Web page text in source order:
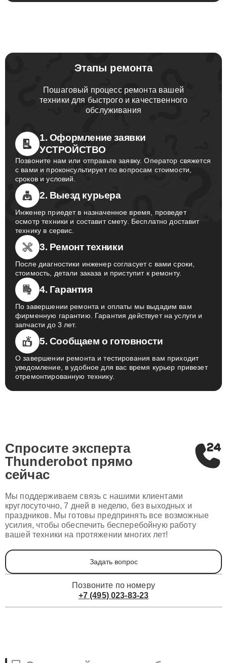
Пошаговый процесс ремонта вашей
техники для быстрого и качественного
1. Оформление заявки
УСТРОЙСТВО
Позвоните нам или отправьте заявку. Оператор свяжется
с вами и проконсультирует по вопросам стоимости,
сроков и условий.
Инженер приедет в назначенное время, проведет
осмотр техники и составит смету. Бесплатно доставит
технику в сервис.
После диагностики инженер согласует с вами сроки,
стоимость, детали заказа и приступит к ремонту.
По завершении ремонта и оплаты мы выдадим вам
фирменную гарантию. Гарантия действует на услуги и
запчасти до 3 лет.
О завершении ремонта и тестирования вам приходит
уведомление, в удобное для вас время курьер привезет
Спросите эксперта
Thunderobot
прямо
Мы поддерживаем связь с нашими клиентами
круглосуточно, 7 дней в неделю, без выходных и
праздников. Мы готовы предпринять все возможные
усилия, чтобы обеспечить бесперебойную работу
Задать вопрос
Позвоните по номеру
+7 (495) 023-83-23